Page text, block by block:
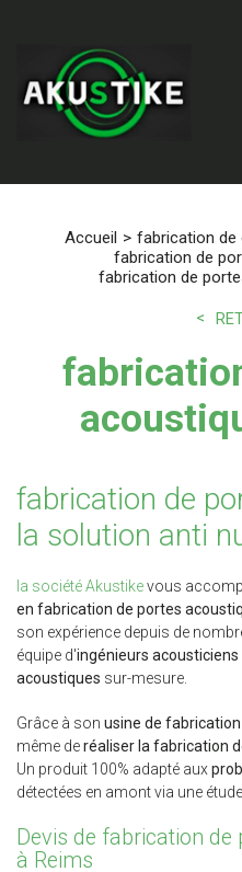
Accueil
fabrication de
fabrication de
fabrication de
fabrication de
la solution anti
la société Akustikevous
en fabrication de portes
son expérience depuis de
équipe d'ingénieurs acousticiens
acoustiques sur-mesure.
Grâce à son usine de
même deréaliser la fabrication
Un produit 100% adapté aux
détectées en amont via une
Devis de fabrication
à Reims